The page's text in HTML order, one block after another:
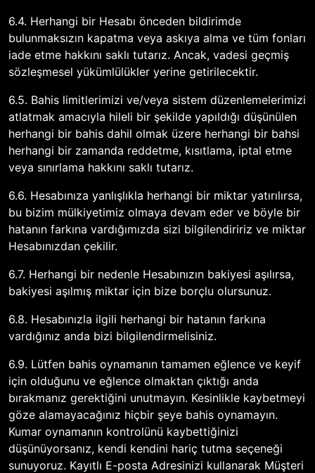
6.4. Herhangi bir Hesabı önceden bildirimde
bulunmaksızın kapatma veya askıya alma ve tüm fonları
iade etme hakkını saklı tutarız. Ancak, vadesi geçmiş
sözleşmesel yükümlülükler yerine getirilecektir.
6.5. Bahis limitlerimizi ve/veya sistem düzenlemelerimizi
atlatmak amacıyla hileli bir şekilde yapıldığı düşünülen
herhangi bir bahis dahil olmak üzere herhangi bir bahsi
herhangi bir zamanda reddetme, kısıtlama, iptal etme
veya sınırlama hakkını saklı tutarız.
6.6. Hesabınıza yanlışlıkla herhangi bir miktar yatırılırsa,
bu bizim mülkiyetimiz olmaya devam eder ve böyle bir
hatanın farkına vardığımızda sizi bilgilendiririz ve miktar
Hesabınızdan çekilir.
6.7. Herhangi bir nedenle Hesabınızın bakiyesi aşılırsa,
bakiyesi aşılmış miktar için bize borçlu olursunuz.
6.8. Hesabınızla ilgili herhangi bir hatanın farkına
vardığınız anda bizi bilgilendirmelisiniz.
6.9. Lütfen bahis oynamanın tamamen eğlence ve keyif
için olduğunu ve eğlence olmaktan çıktığı anda
bırakmanız gerektiğini unutmayın. Kesinlikle kaybetmeyi
göze alamayacağınız hiçbir şeye bahis oynamayın.
Kumar oynamanın kontrolünü kaybettiğinizi
düşünüyorsanız, kendi kendini hariç tutma seçeneği
sunuyoruz. Kayıtlı E-posta Adresinizi kullanarak Müşteri